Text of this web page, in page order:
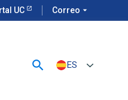
UC Correo arrow_drop_down
search ES